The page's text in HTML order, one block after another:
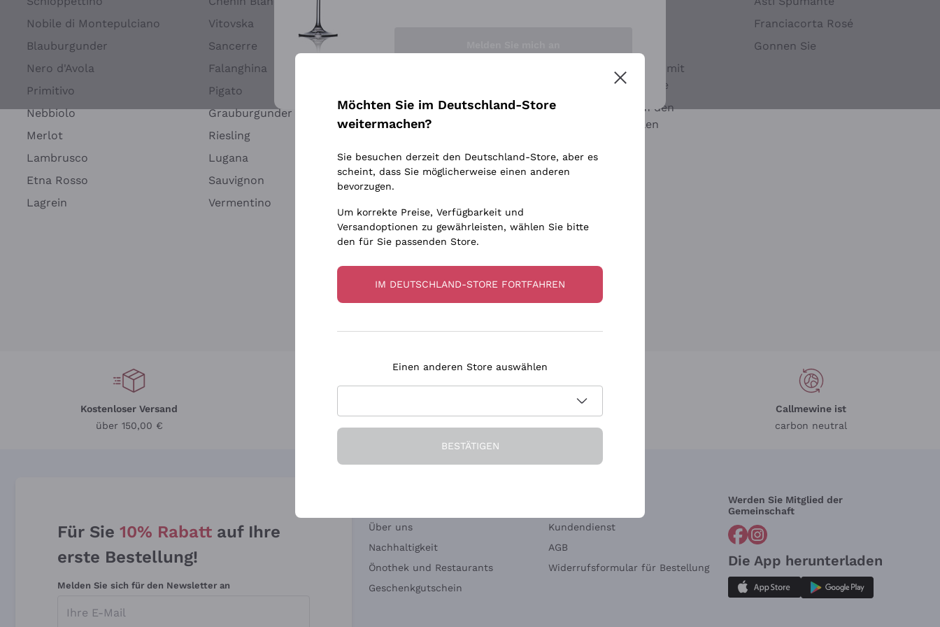
Nobile di Montepulciano
Blauburgunder
Nero d'Avola
Primitivo
Nebbiolo
Merlot
Lambrusco
Etna Rosso
Lagrein
Vitovska
Sancerre
Falanghina
Pigato
Grauburgunder
Riesling
Lugana
Sauvignon
Vermentino
Ca' dei Frati
Biondi Santi
Quintarelli Giuseppe
Rinaldi Giuseppe
Egly Ouriet
Jacquesson
Agrapart
Ohne Sulfit oder mit
minimalen Sulfite
Maischung auf den
Traubenschalen
Franciacorta Rosé
Gonnen Sie
Kostenloser Versand
über 150,00 €
in Deutschland
in 3 Raten
Callmewine ist
carbon neutral
Für Sie 10% Rabatt auf Ihre
erste Bestellung!
Melden Sie sich für den Newsletter an
Über uns
Nachhaltigkeit
Önothek und Restaurants
Geschenkgutschein
Kundendienst
AGB
Widerrufsformular für Bestellung
Werden Sie Mitglied der
Gemeinschaft
Die App herunterladen
Möchten Sie im Deutschland-Store
weitermachen?
Sie besuchen derzeit den Deutschland-Store, aber es
scheint, dass Sie möglicherweise einen anderen
bevorzugen.
Um korrekte Preise, Verfügbarkeit und
Versandoptionen zu gewährleisten, wählen Sie bitte
den für Sie passenden Store.
IM DEUTSCHLAND-STORE FORTFAHREN
Einen anderen Store auswählen
BESTÄTIGEN